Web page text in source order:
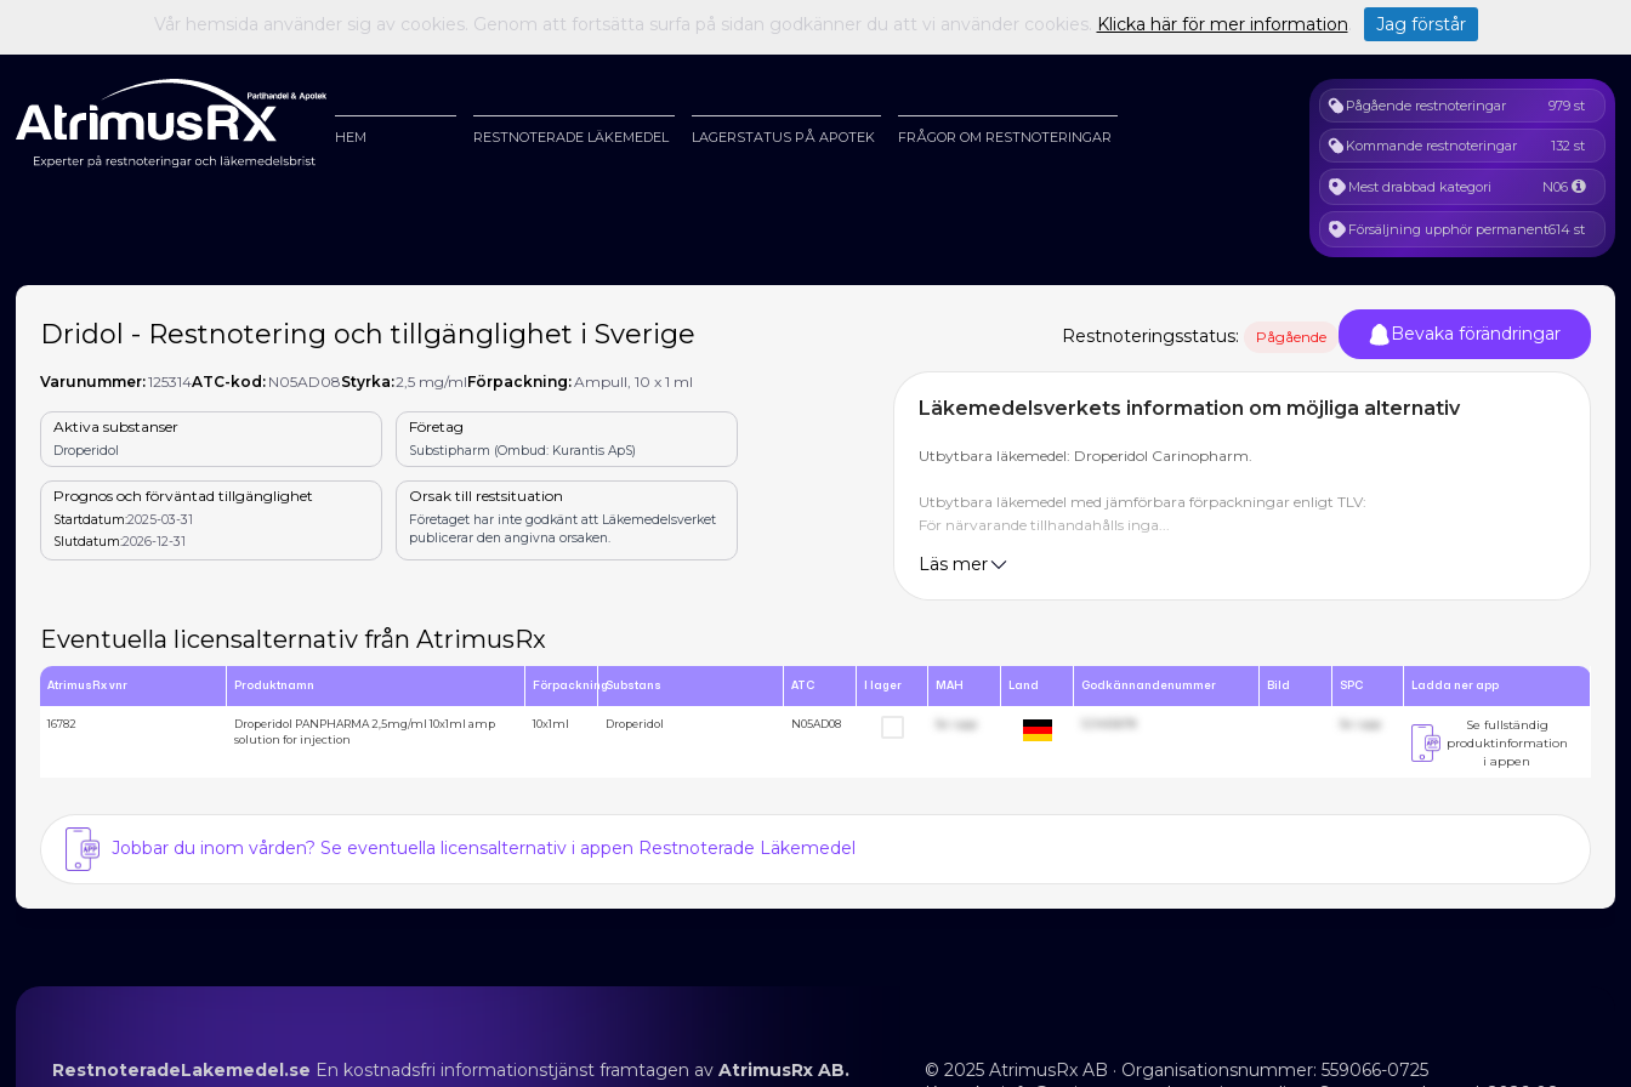
HEM RESTNOTERADE LÄKEMEDEL LAGERSTATUS PÅ APOTEK FRÅGOR OM RESTNOTERINGAR
Pågående restnoteringar 979 st
Kommande restnoteringar 132 st
Mest drabbad kategori N06
Försäljning upphör permanent614 st
Dridol - Restnotering och tillgänglighet i Sverige Restnoteringsstatus: Pågående Bevaka förändringar
Varunummer:125314ATC-kod: N05AD08Styrka:2,5 mg/mlFörpackning:Ampull, 10 x 1 ml
Aktiva substanser
Droperidol
Företag
Substipharm (Ombud: Kurantis ApS)
Prognos och förväntad tillgänglighet
Startdatum:2025-03-31
Slutdatum:2026-12-31
Orsak till restsituation
Företaget har inte godkänt att Läkemedelsverket
publicerar den angivna orsaken.
Läkemedelsverkets information om möjliga alternativ
Utbytbara läkemedel: Droperidol Carinopharm.
Utbytbara läkemedel med jämförbara förpackningar enligt TLV:
För närvarande tillhandahålls inga...
Läs mer
Eventuella licensalternativ från AtrimusRx
AtrimusRx vnr Produktnamn FörpackningSubstans ATC I lager MAH Land Godkännandenummer Bild SPC Ladda ner app
16782
Droperidol PANPHARMA 2,5mg/ml 10x1ml amp
solution for injection
10x1ml Droperidol N05AD08 Se i app Se i app
Se fullständig
produktinformation
i appen
Jobbar du inom vården? Se eventuella licensalternativ i appen Restnoterade Läkemedel
RestnoteradeLakemedel.se En kostnadsfri informationstjänst framtagen avAtrimusRx AB.
© 2025 AtrimusRx AB · Organisationsnummer: 559066-0725
Vår hemsida använder sig av cookies. Genom att fortsätta surfa på sidan godkänner du att vi använder cookies. Klicka här för mer information. Jag förstår